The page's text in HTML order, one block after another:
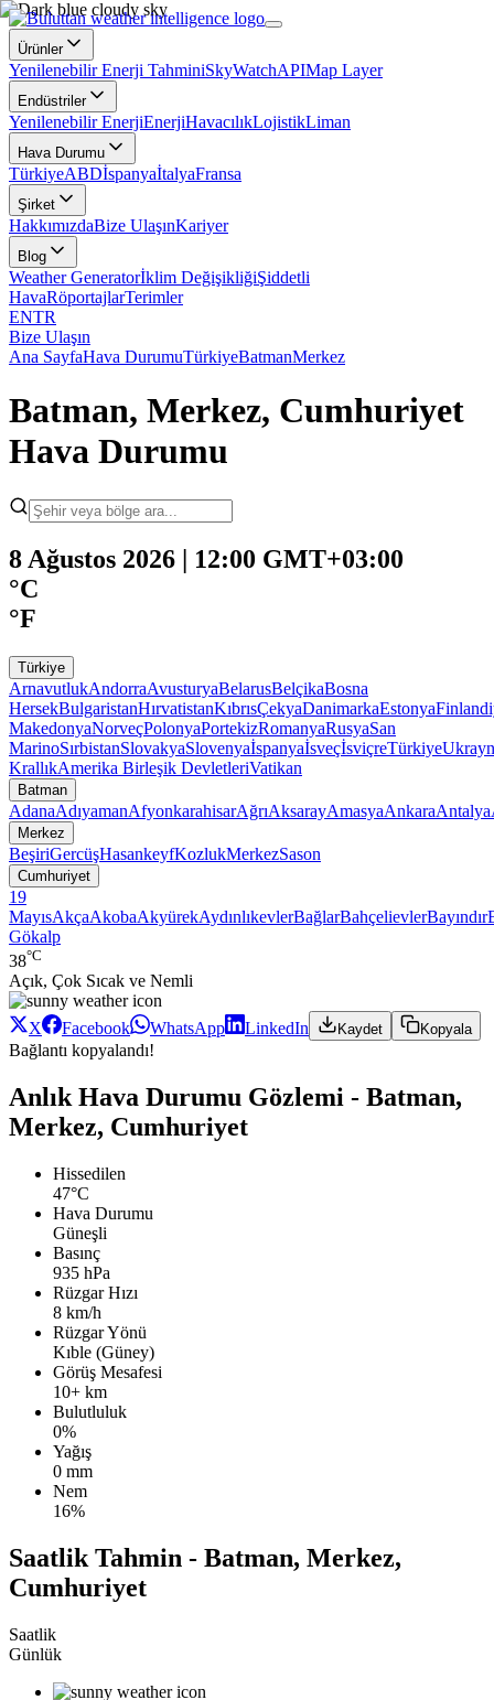
Ürünler
Yenilenebilir Enerji TahminiSkyWatchAPIMap Layer
Endüstriler
Yenilenebilir EnerjiEnerjiHavacılıkLojistikLiman
Hava Durumu
TürkiyeABDİspanyaİtalyaFransa
Şirket
HakkımızdaBize UlaşınKariyer
Blog
Weather Generatorİklim DeğişikliğiŞiddetli
HavaRöportajlarTerimler
ENTR
Bize Ulaşın
Ana SayfaHava DurumuTürkiyeBatmanMerkez
Batman, Merkez, Cumhuriyet
Hava Durumu
8 Ağustos 2026 | 12:00 GMT+03:00
°C
°F
Türkiye
ArnavutlukAndorraAvusturyaBelarusBelçikaBosna
HersekBulgaristanHırvatistanKıbrısÇekyaDanimarkaEstonya
MakedonyaNorveçPolonyaPortekizRomanyaRusyaSan
MarinoSırbistanSlovakyaSlovenyaİspanyaİsveçİsviçreTürkiye
KrallıkAmerika Birleşik DevletleriVatikan
Batman
AdanaAdıyamanAfyonkarahisarAğrıAksarayAmasyaAnkaraAntalya
Merkez
BeşiriGercüşHasankeyfKozlukMerkezSason
Cumhuriyet
19
MayısAkçaAkobaAkyürekAydınlıkevlerBağlarBahçelievlerBayındır
Gökalp
38°C
Açık, Çok Sıcak ve Nemli
X Facebook WhatsApp LinkedIn Kaydet Kopyala
Bağlantı kopyalandı!
Anlık Hava Durumu Gözlemi - Batman,
Merkez, Cumhuriyet
Hissedilen
47°C
Hava Durumu
Güneşli
Basınç
935 hPa
Rüzgar Hızı
8 km/h
Rüzgar Yönü
Kıble (Güney)
Görüş Mesafesi
10+ km
Bulutluluk
0%
Yağış
0 mm
Nem
16%
Saatlik Tahmin - Batman, Merkez,
Cumhuriyet
Saatlik
Günlük